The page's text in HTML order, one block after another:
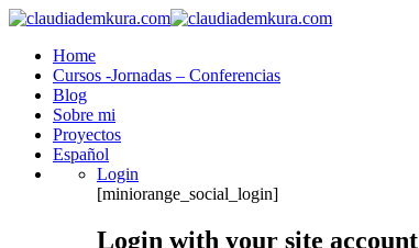
Home
Cursos -Jornadas – Conferencias
Blog
Sobre mi
Proyectos
Español
Login
[miniorange_social_login]
Login with your site account